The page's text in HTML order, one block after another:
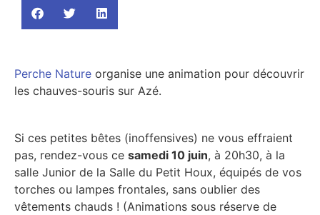
Perche Nature organise une animation pour découvrir
les chauves-souris sur Azé.
Si ces petites bêtes (inoffensives) ne vous effraient
pas, rendez-vous ce samedi 10 juin, à 20h30, à la
salle Junior de la Salle du Petit Houx, équipés de vos
torches ou lampes frontales, sans oublier des
vêtements chauds ! (Animations sous réserve de